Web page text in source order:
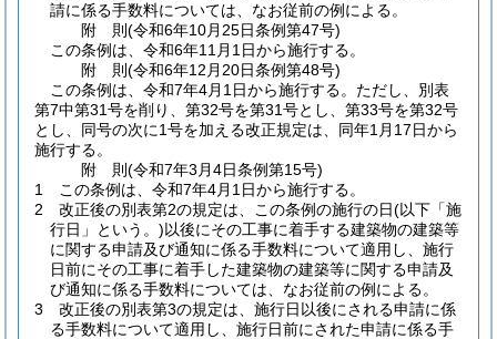
請に係る手数料については、なお従前の例による。
附 則(令和6年10月25日条例第47号)
この条例は、令和6年11月1日から施行する。
附 則(令和6年12月20日条例第48号)
この条例は、令和7年4月1日から施行する。 ただし、別表
第7中第31号を削り、第32号を第31号とし、第33号を第32号
とし、同号の次に1号を加える改正規定は、同年1月17日から
施行する。
附 則(令和7年3月4日条例第15号)
1
この条例は、令和7年4月1日から施行する。
2
改正後の別表第2の規定は、この条例の施行の日(以下「施
行日」という。)以後にその工事に着手する建築物の建築等
に関する申請及び通知に係る手数料について適用し、施行
日前にその工事に着手した建築物の建築等に関する申請及
び通知に係る手数料については、なお従前の例による。
3
改正後の別表第3の規定は、施行日以後にされる申請に係
る手数料について適用し、施行日前にされた申請に係る手